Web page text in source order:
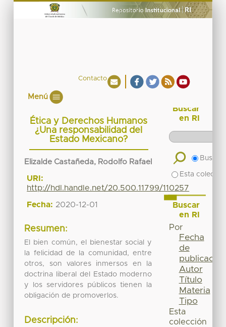
Contacto
Menú
Ética y Derechos Humanos
¿Una responsabilidad del
Estado Mexicano?
Elizalde Castañeda, Rodolfo Rafael
URI:
http://hdl.handle.net/20.500.11799/110257
Fecha: 2020-12-01
Resumen:
El bien común, el bienestar social y
la felicidad de la comunidad, entre
otros, son valores inmersos en la
doctrina liberal del Estado moderno
y los servidores públicos tienen la
obligación de promoverlos.
Descripción:
Buscar
en RI
Buscar
Esta
Buscar
en RI
Por
Fecha
de
publicación
Autor
Título
Materia
Tipo
Esta
colección